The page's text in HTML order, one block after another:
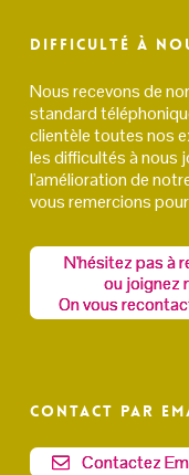
Difficulté à
Nous recevons de
standard
clientèle toutes nos
les difficultés à nous
l'amélioration de
vous remercions
N'hésitez pas à
ou joignez
On vous
Contact par
Contactez